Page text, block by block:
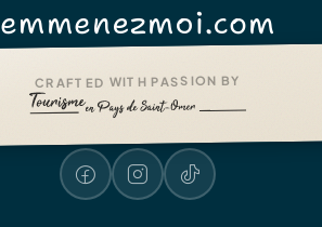
emmenezmoi.com
CRAFTED WITH PASSION BY